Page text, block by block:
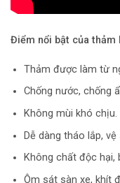
Điểm nổi bật của thảm
Thảm được làm từ
Chống nước, chống
Không mùi khó chịu.
Dễ dàng tháo lắp,
Không chất độc hại,
Ôm sát sàn xe, khít